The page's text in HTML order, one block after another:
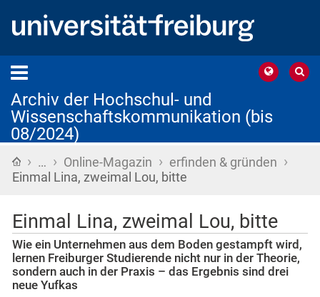
Archiv der Hochschul- und
Wissenschaftskommunikation (bis
08/2024)
Startseite
› … › Online-Magazin › erfinden & gründen ›
Einmal Lina, zweimal Lou, bitte
Einmal Lina, zweimal Lou, bitte
Wie ein Unternehmen aus dem Boden gestampft wird,
lernen Freiburger Studierende nicht nur in der Theorie,
sondern auch in der Praxis – das Ergebnis sind drei
neue Yufkas